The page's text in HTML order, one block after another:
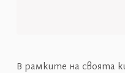
В рамките на своята